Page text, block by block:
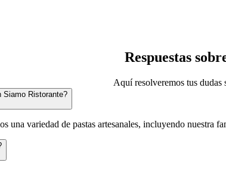
Respuestas
Aquí resolveremos tus dudas
Siamo Ristorante?
una variedad de pastas artesanales, incluyendo nuestra